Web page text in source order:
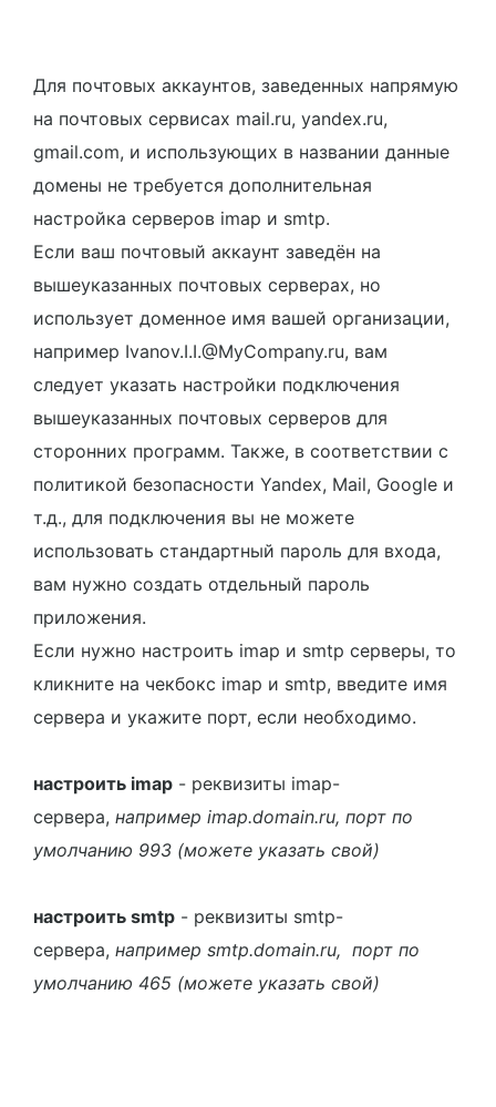
Для почтовых аккаунтов, заведенных напрямую
на почтовых сервисах mail.ru, yandex.ru,
gmail.com, и использующих в названии данные
домены не требуется дополнительная
настройка серверов imap и smtp.
Если ваш почтовый аккаунт заведён на
вышеуказанных почтовых серверах, но
использует доменное имя вашей организации,
например Ivanov.I.I.@MyCompany.ru, вам
следует указать настройки подключения
вышеуказанных почтовых серверов для
сторонних программ. Также, в соответствии с
политикой безопасности Yandex, Mail, Google и
т.д., для подключения вы не можете
использовать стандартный пароль для входа,
вам нужно создать отдельный пароль
приложения.
Если нужно настроить imap и smtp серверы, то
кликните на чекбокс imap и smtp, введите имя
сервера и укажите порт, если необходимо.
настроить imap - реквизиты imap-
сервера, например imap.domain.ru, порт по
умолчанию 993 (можете указать свой)
настроить smtp - реквизиты smtp-
сервера, например smtp.domain.ru, порт по
умолчанию 465 (можете указать свой)